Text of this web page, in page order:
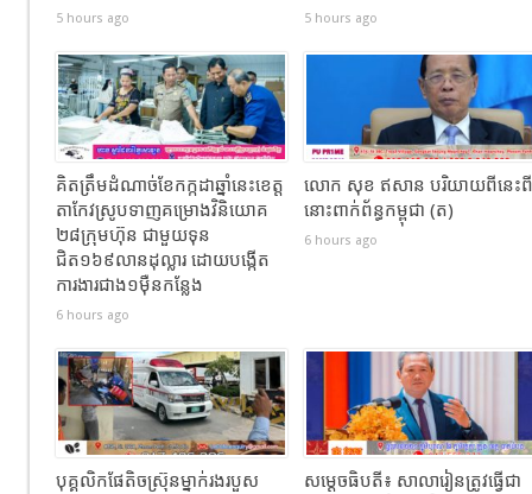
5 hours ago 5 hours ago
គិតត្រឹមដំណាច់ខែកក្កដាឆ្នាំនេះខេត្ត
តាកែវស្រូបទាញគម្រោងវិនិយោគ
២៨ក្រុមហ៊ុន ជាមួយទុន
ជិត១៦៩លានដុល្លារ ដោយបង្កើត
ការងារជាង១ម៉ឺនកន្លែង
6 hours ago
លោក សុខ ឥសាន បរិយាយពីនេះពី
នោះពាក់ព័ន្ធកម្ពុជា (ត)
6 hours ago
បុគ្គលិកផែតិចស្រ៊ុនម្នាក់រងរបួស
សម្ដេចធិបតី៖ សាលារៀនត្រូវធ្វើជា